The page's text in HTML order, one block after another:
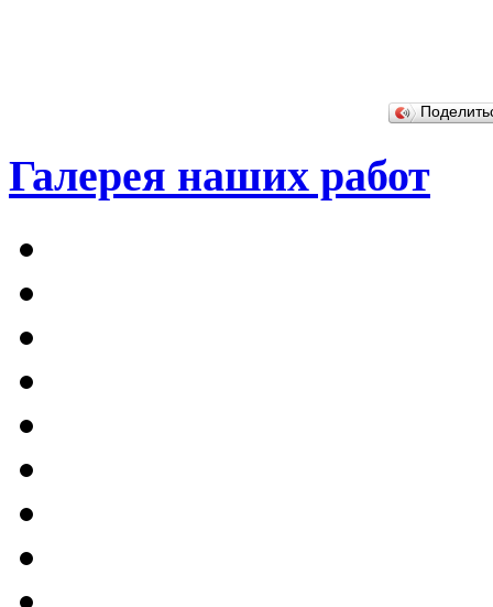
Галерея наших работ